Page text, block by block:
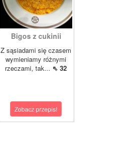
Bigos z cukinii
Z sąsiadami się czasem
wymieniamy różnymi
rzeczami, tak... ⇖ 32
Zobacz przepis!